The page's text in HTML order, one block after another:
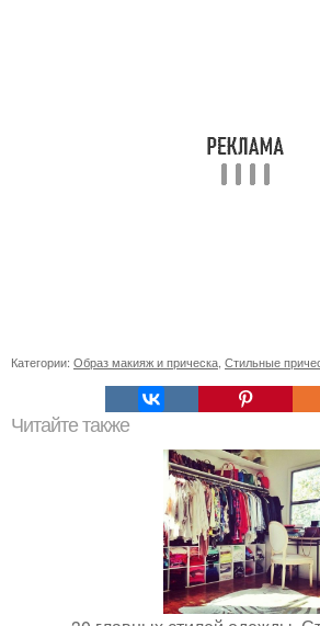
Категории: Образ макияж и прическа Стильные
Читайте также